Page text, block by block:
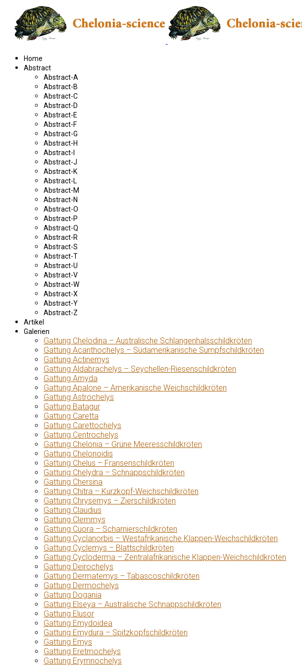
Home
Abstract
Abstract-A
Abstract-B
Abstract-C
Abstract-D
Abstract-E
Abstract-F
Abstract-G
Abstract-H
Abstract-I
Abstract-J
Abstract-K
Abstract-L
Abstract-M
Abstract-N
Abstract-O
Abstract-P
Abstract-Q
Abstract-R
Abstract-S
Abstract-T
Abstract-U
Abstract-V
Abstract-W
Abstract-X
Abstract-Y
Abstract-Z
Artikel
Galerien
Gattung Chelodina – Australische Schlangenhalsschildkröten
Gattung Acanthochelys – Südamerikanische Sumpfschildkröten
Gattung Actinemys
Gattung Aldabrachelys – Seychellen-Riesenschildkröten
Gattung Amyda
Gattung Apalone – Amerikanische Weichschildkröten
Gattung Astrochelys
Gattung Batagur
Gattung Caretta
Gattung Carettochelys
Gattung Centrochelys
Gattung Chelonia – Grüne Meeresschildkröten
Gattung Chelonoidis
Gattung Chelus – Fransenschildkröten
Gattung Chelydra – Schnappschildkröten
Gattung Chersina
Gattung Chitra – Kurzkopf-Weichschildkröten
Gattung Chrysemys – Zierschildkröten
Gattung Claudius
Gattung Clemmys
Gattung Cuora – Scharnierschildkröten
Gattung Cyclanorbis – Westafrikanische Klappen-Weichschildkröten
Gattung Cyclemys – Blattschildkröten
Gattung Cycloderma – Zentralafrikanische Klappen-Weichschildkröten
Gattung Deirochelys
Gattung Dermatemys – Tabascoschildkröten
Gattung Dermochelys
Gattung Dogania
Gattung Elseya – Australische Schnappschildkröten
Gattung Elusor
Gattung Emydoidea
Gattung Emydura – Spitzkopfschildkröten
Gattung Emys
Gattung Eretmochelys
Gattung Erymnochelys